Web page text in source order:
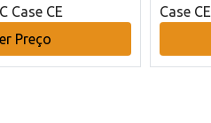
Case CE
Preço
Case CE